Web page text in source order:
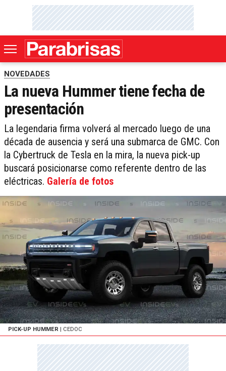
NOVEDADES
La nueva Hummer tiene fecha de
presentación
La legendaria firma volverá al mercado luego de una
década de ausencia y será una submarca de GMC. Con
la Cybertruck de Tesla en la mira, la nueva pick-up
buscará posicionarse como referente dentro de las
eléctricas. Galería de fotos
PICK-UP HUMMER | CEDOC